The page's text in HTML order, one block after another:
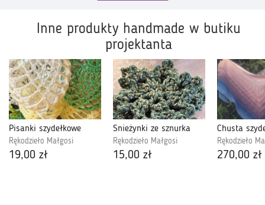
Inne produkty handmade w butiku
projektanta
Pisanki szydełkowe
Rękodzieło Małgosi
19,00 zł
Śnieżynki ze sznurka
Rękodzieło Małgosi
15,00 zł
Rękodzieło
270,00 zł